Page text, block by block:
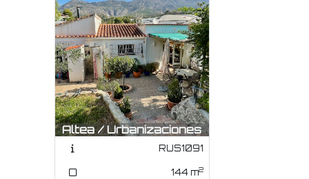
Altea / Urbanizaciones
RUS1091
144m2